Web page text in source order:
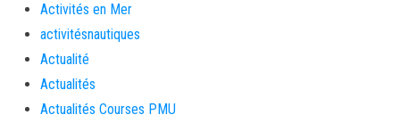
Activités en Mer
activitésnautiques
Actualité
Actualités
Actualités Courses PMU